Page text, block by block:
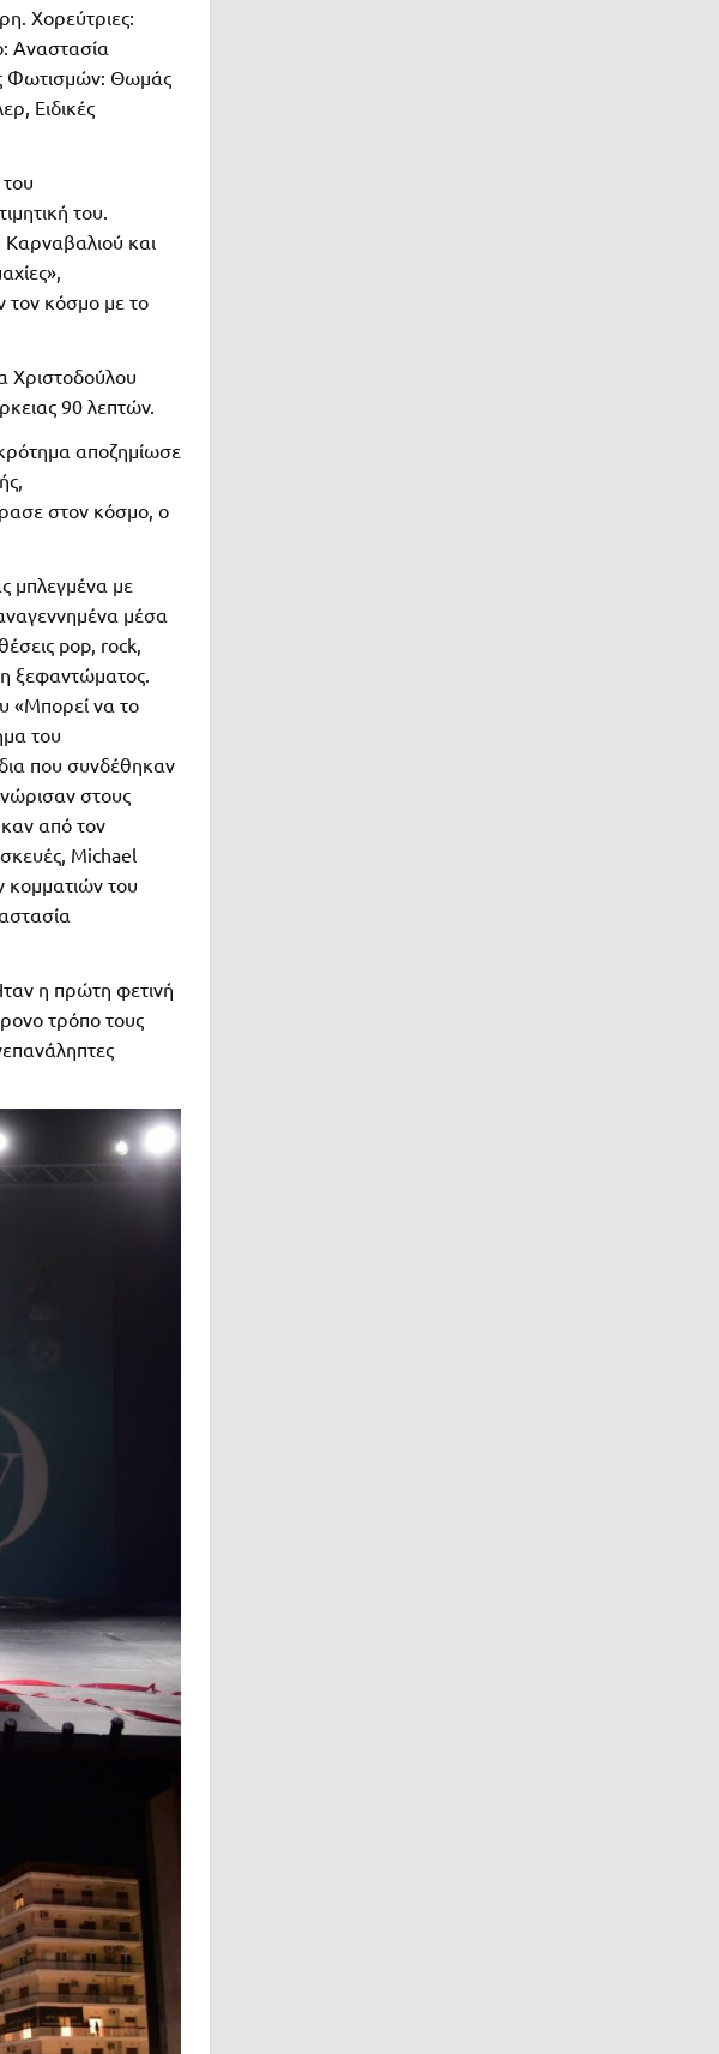
Χορεύτριες:
Αναστασία
Φωτισμών: Θωμάς
Ειδικές
του.
και
τον κόσμο με το
Χριστοδούλου
90 λεπτών.
αποζημίωσε
στον κόσμο, ο
μπλεγμένα με
μέσα
pop, rock,
ξεφαντώματος.
«Μπορεί να το
του
που συνδέθηκαν
στους
από τον
Michael
κομματιών του
η πρώτη φετινή
τρόπο τους